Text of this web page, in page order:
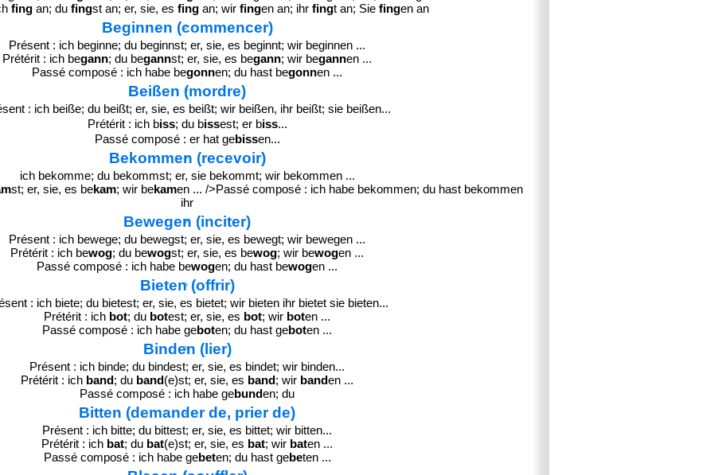
fingan; du fingst an; er, sie, es fingan; wir fingen an; ihr fingt an; Sie fingen an
Beginnen (commencer)
Présent : ich beginne; du beginnst; er, sie, es beginnt; wir beginnen ...
Prétérit : ich begann; du begannst; er, sie, es begann; wir begannen ...
Passé composé : ich habe begonnen; du hast begonnen ...
Beißen (mordre)
: ich beiße; du beißt; er, sie, es beißt; wir beißen, ihr beißt; sie beißen...
Prétérit : ich biss; du bissest; er biss...
Passé composé : er hat gebissen...
Bekommen (recevoir)
ich bekomme; du bekommst; er, sie bekommt; wir bekommen ...
st; er, sie, es bekam; wir bekamen ... />Passé composé : ich habe bekommen; du hast bekommen
ihr
Bewegen (inciter)
Présent : ich bewege; du bewegst; er, sie, es bewegt; wir bewegen ...
Prétérit : ich bewog; du bewogst; er, sie, es bewog; wir bewogen ...
Passé composé : ich habe bewogen; du hast bewogen ...
Bieten (offrir)
: ich biete; du bietest; er, sie, es bietet; wir bieten ihr bietet sie bieten...
Prétérit : ich bot; du botest; er, sie, es bot; wir boten ...
Passé composé : ich habe geboten; du hast geboten ...
Binden (lier)
Présent : ich binde; du bindest; er, sie, es bindet; wir binden...
Prétérit : ich band; du band(e)st; er, sie, es band; wir banden ...
Passé composé : ich habe gebunden; du
Bitten (demander de, prier de)
Présent : ich bitte; du bittest; er, sie, es bittet; wir bitten...
Prétérit : ich bat; du bat(e)st; er, sie, es bat; wir baten ...
Passé composé : ich habe gebeten; du hast gebeten ...